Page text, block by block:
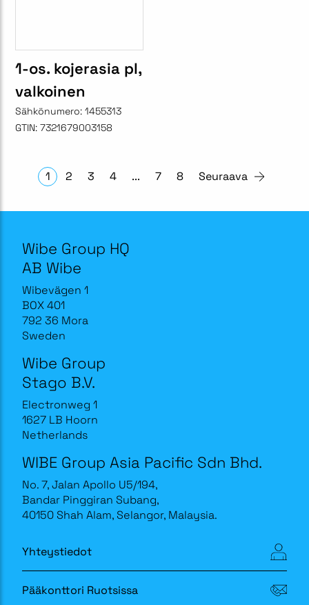
1-os. kojerasia pl,
valkoinen
Sähkönumero: 1455313
GTIN: 7321679003158
1 2 3 4 ... 7 8 Seuraava
Wibe Group HQ
AB Wibe
Wibevägen 1
BOX 401
792 36 Mora
Sweden
Wibe Group
Stago B.V.
Electronweg 1
1627 LB Hoorn
Netherlands
WIBE Group Asia Pacific Sdn Bhd.
No. 7, Jalan Apollo U5/194,
Bandar Pinggiran Subang,
40150 Shah Alam, Selangor, Malaysia.
Yhteystiedot
Pääkonttori Ruotsissa